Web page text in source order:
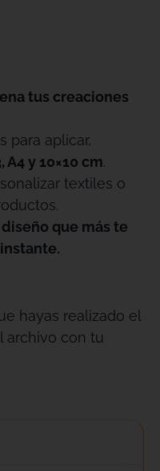
tus creaciones
para aplicar,
A4 y 10×10 cm.
textiles o
que más te
hayas realizado el
archivo con tu